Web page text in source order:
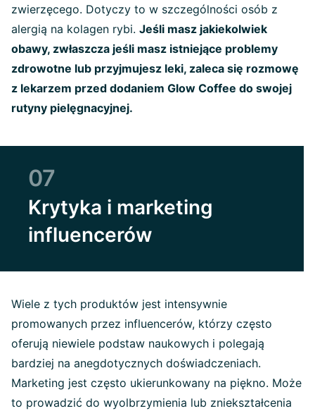
zwierzęcego. Dotyczy to w szczególności osób z
alergią na kolagen rybi. Jeśli masz jakiekolwiek
obawy, zwłaszcza jeśli masz istniejące problemy
zdrowotne lub przyjmujesz leki, zaleca się rozmowę
z lekarzem przed dodaniem Glow Coffee do swojej
rutyny pielęgnacyjnej.
07
Krytyka i marketing
influencerów
Wiele z tych produktów jest intensywnie
promowanych przez influencerów, którzy często
oferują niewiele podstaw naukowych i polegają
bardziej na anegdotycznych doświadczeniach.
Marketing jest często ukierunkowany na piękno. Może
to prowadzić do wyolbrzymienia lub zniekształcenia